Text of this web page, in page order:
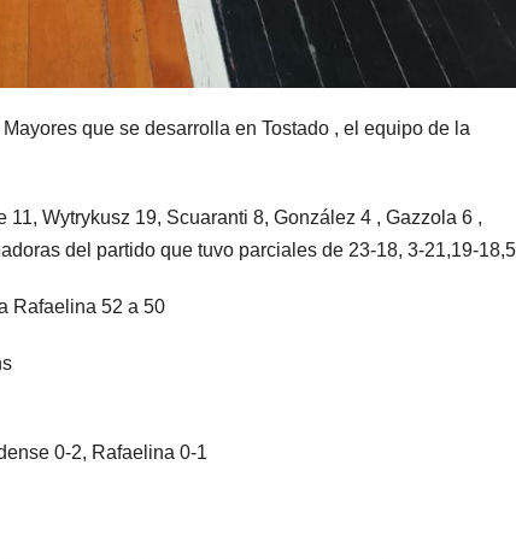
que se desarrolla en Tostado , el equipo de la
Wytrykusz 19, Scuaranti 8, González 4 , Gazzola 6 ,
del partido que tuvo parciales de 23-18, 3-21,19-
Rafaelina 52 a 50
0-2, Rafaelina 0-1